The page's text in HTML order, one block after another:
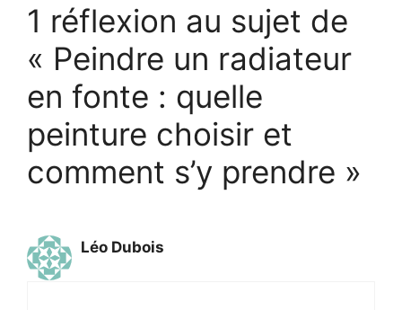
1 réflexion au sujet de
« Peindre un radiateur
en fonte : quelle
peinture choisir et
comment s’y prendre »
Léo Dubois